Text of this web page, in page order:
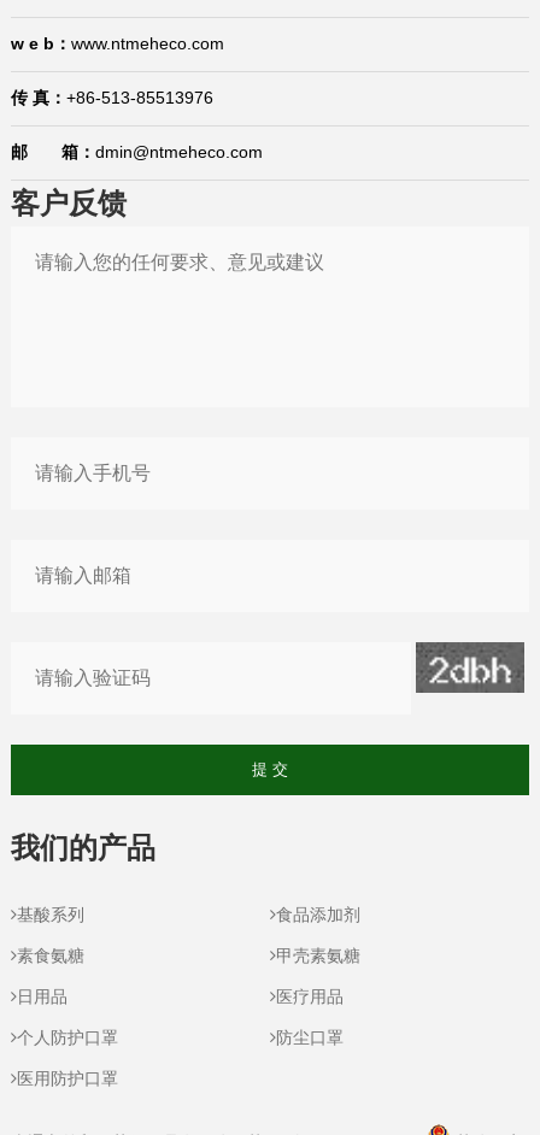
w e b： www.ntmeheco.com
传 真： +86-513-85513976
邮 箱： dmin@ntmeheco.com
客户反馈
我们的产品
基酸系列 食品添加剂
素食氨糖 甲壳素氨糖
日用品 医疗用品
个人防护口罩 防尘口罩
医用防护口罩